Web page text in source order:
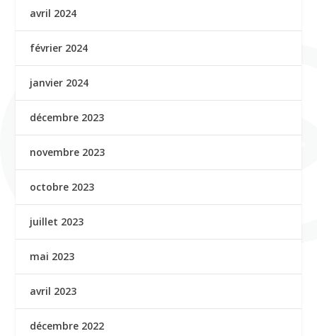
avril 2024
février 2024
janvier 2024
décembre 2023
novembre 2023
octobre 2023
juillet 2023
mai 2023
avril 2023
décembre 2022